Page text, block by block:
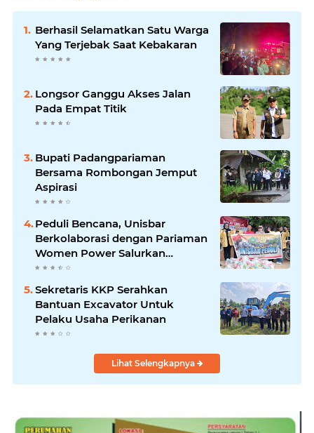
Berhasil Selamatkan Satu Warga
Yang Terjebak Saat Kebakaran
Longsor Ganggu Akses Jalan
Pada Empat Titik
Bupati Padangpariaman
Bersama Rombongan Jemput
Aspirasi
Peduli Bencana, Unisbar
Berkolaborasi dengan Pariaman
Women Power Salurkan
Bantuan untuk Korban Banjir di
Padang
Sekretaris KKP Serahkan
Bantuan Excavator Untuk
Pelaku Usaha Perikanan
Lihat Selengkapnya